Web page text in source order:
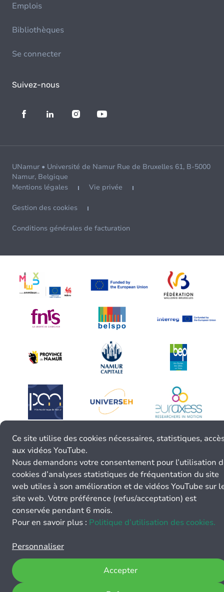
Emplois
Bibliothèques
Se connecter
Suivez-nous
UNamur • Université de Namur Rue de Bruxelles 61, B-5000
Namur, Belgique
Mentions légales
Vie privée
Gestion des cookies
Conditions générales de facturation
Ce site utilise des cookies nécessaires, statistiques,
aux vidéos YouTube.
Nous demandons votre consentement pour l’utilisation
cookies d’analyses statistiques de fréquentation du site
web utiles à son amélioration et de vidéos YouTube sur
site web. Votre préférence (refus/acceptation) est
conservée pendant 6 mois.
Pour en savoir plus : Politique d’utilisation des cookies.
Personnaliser
Accepter